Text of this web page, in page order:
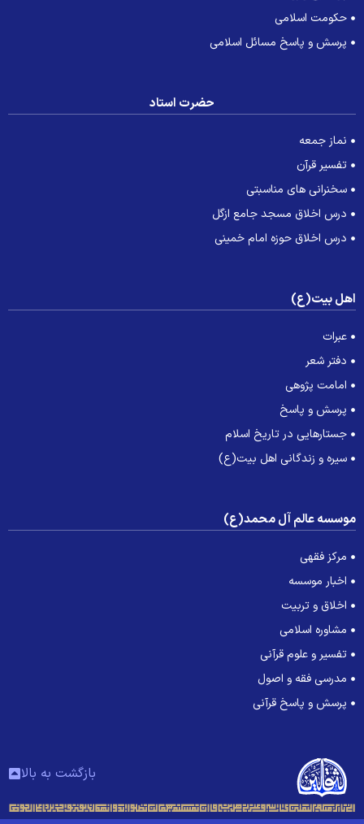
حکومت اسلامی
پرسش و پاسخ مسائل اسلامی
حضرت استاد
نماز جمعه
تفسیر قرآن
سخنرانی های مناسبتی
درس اخلاق مسجد جامع ازگل
درس اخلاق حوزه امام خمینی
بیت(ع)
عبرات
دفتر شعر
امامت پژوهی
پرسش و پاسخ
جستارهایی در تاریخ اسلام
سیره و زندگانی اهل بیت(ع)
عالم آل محمد(ع)
مرکز فقهی
اخبار موسسه
اخلاق و تربیت
مشاوره اسلامی
تفسیر و علوم قرآنی
مدرسی فقه و اصول
پرسش و پاسخ قرآنی
بازگشت به بالا